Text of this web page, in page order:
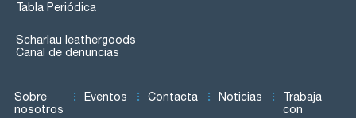
Tabla Periódica
Scharlau leathergoods
Canal de denuncias
Sobre
nosotros
Eventos Contacta Noticias
Trabaja
con